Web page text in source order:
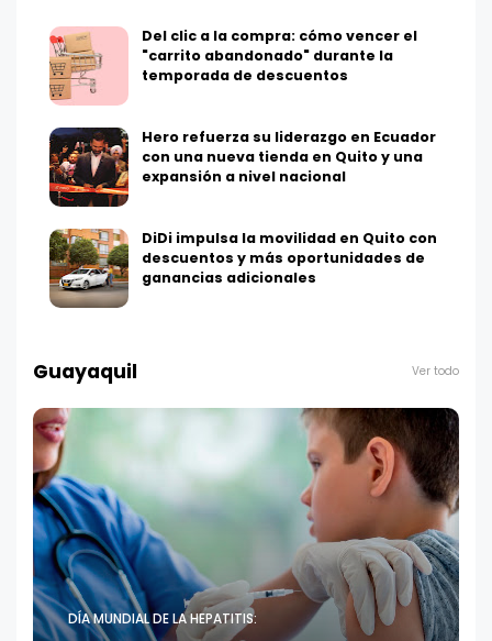
Del clic a la compra: cómo vencer el
"carrito abandonado" durante la
temporada de descuentos
Hero refuerza su liderazgo en Ecuador
con una nueva tienda en Quito y una
expansión a nivel nacional
DiDi impulsa la movilidad en Quito con
descuentos y más oportunidades de
ganancias adicionales
Guayaquil Ver todo
DÍA MUNDIAL DE LA HEPATITIS: